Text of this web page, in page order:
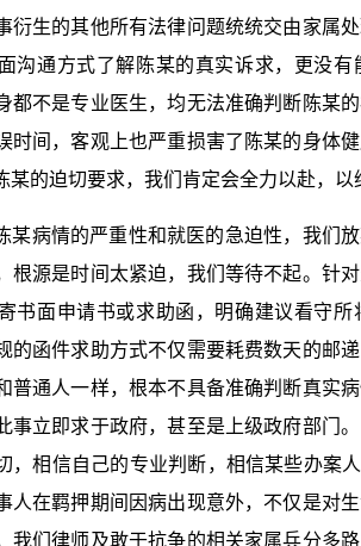
衍生的其他所有法律问题统统交由家属
沟通方式了解陈某的真实诉求，更没
都不是专业医生，均无法准确判断陈某
时间，客观上也严重损害了陈某的身体
某的迫切要求，我们肯定会全力以赴，
某病情的严重性和就医的急迫性，我们
根源是时间太紧迫，我们等待不起。针
书面申请书或求助函，明确建议看守
的函件求助方式不仅需要耗费数天的邮
普通人一样，根本不具备准确判断真实
事立即求于政府，甚至是上级政府部门
，相信自己的专业判断，相信某些办案
人在羁押期间因病出现意外，不仅是对
我们律师及敢于抗争的相关家属兵分多